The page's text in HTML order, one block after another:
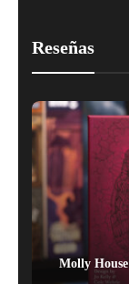
Reseñas
Molly